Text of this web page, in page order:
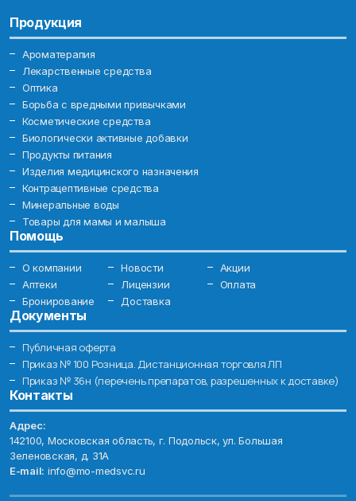
Продукция
Ароматерапия
Лекарственные средства
Оптика
Борьба с вредными привычками
Косметические средства
Биологически активные добавки
Продукты питания
Изделия медицинского назначения
Контрацептивные средства
Минеральные воды
Товары для мамы и малыша
Помощь
О компании Новости
Акции
Аптеки
Лицензии
Оплата
Бронирование
Доставка
Документы
Публичная оферта
Приказ № 100 Розница. Дистанционная торговля ЛП
Приказ № 36н (перечень препаратов, разрешенных к доставке)
Контакты
Адрес:
142100, Московская область, г. Подольск, ул. Большая
Зеленовская, д. 31А
E-mail: info@mo-medsvc.ru